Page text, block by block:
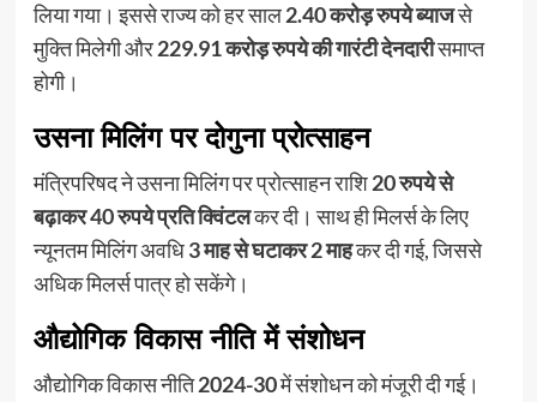
लिया गया। इससे राज्य को हर साल2.40 करोड़ रुपये ब्याजसे
मुक्ति मिलेगी और229.91 करोड़ रुपये की गारंटी देनदारीसमाप्त
होगी।
उसना मिलिंग पर दोगुना प्रोत्साहन
मंत्रिपरिषद ने उसना मिलिंग पर प्रोत्साहन राशि20 रुपये से
बढ़ाकर 40 रुपये प्रति क्विंटलकर दी। साथ ही मिलर्स के लिए
न्यूनतम मिलिंग अवधि3 माह से घटाकर 2 माहकर दी गई, जिससे
अधिक मिलर्स पात्र हो सकेंगे।
औद्योगिक विकास नीति में संशोधन
औद्योगिक विकास नीति2024-30में संशोधन को मंजूरी दी गई।